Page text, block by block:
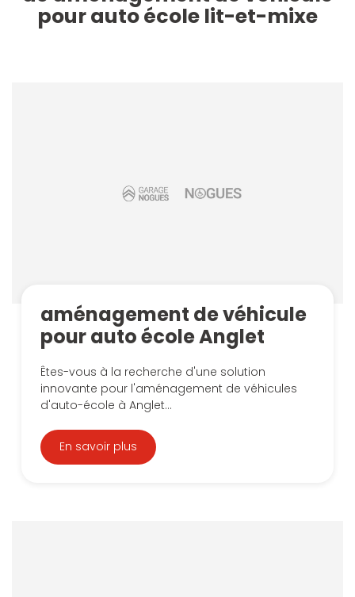
pour auto école lit-et-mixe
aménagement de véhicule
pour auto école Anglet
Êtes-vous à la recherche d'une solution
innovante pour l'aménagement de véhicules
d'auto-école à Anglet...
En savoir plus